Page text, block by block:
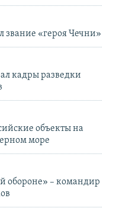
«героя Чечни»
кадры разведки
объекты на
море
обороне» – командир